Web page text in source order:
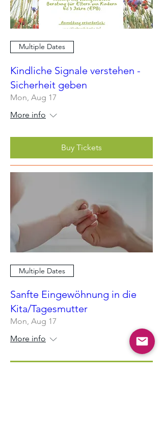
Multiple Dates
Kindliche Signale verstehen -
Sicherheit geben
Mon, Aug 17
More info
Buy Tickets
Multiple Dates
Sanfte Eingewöhnung in die
Kita/Tagesmutter
Mon, Aug 17
More info